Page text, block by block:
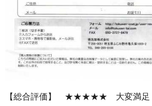
【総合評価】 ★★★★★ 大変満足